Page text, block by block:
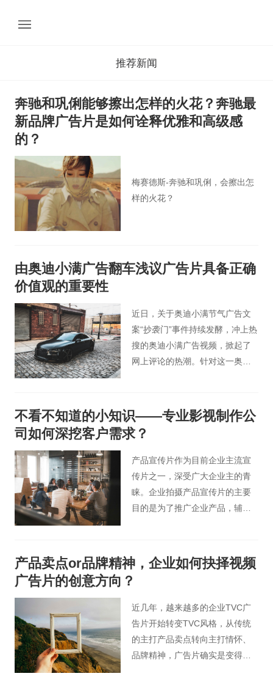
推荐新闻
奔驰和巩俐能够擦出怎样的火花？奔驰最
新品牌广告片是如何诠释优雅和高级感
的？
梅赛德斯-奔驰和巩俐，会擦出怎
样的火花？
由奥迪小满广告翻车浅议广告片具备正确
价值观的重要性
近日，关于奥迪小满节气广告文
案“抄袭门”事件持续发酵，冲上热
搜的奥迪小满广告视频，掀起了
网上评论的热潮。针对这一奥迪
为大家分享下广告行业从业者具
备正确的价值观重要性。
不看不知道的小知识——专业影视制作公
司如何深挖客户需求？
产品宣传片作为目前企业主流宣
传片之一，深受广大企业主的青
睐。企业拍摄产品宣传片的主要
目的是为了推广企业产品，辅助
公司来对拍摄产品的要点进行总
结归纳，从而挖掘产品宣传片的
为大家分享一下桃花谷影视制作
是如何深挖客户需求的？
产品卖点or品牌精神，企业如何抉择视频
广告片的创意方向？
近几年，越来越多的企业TVC广
告片开始转变TVC风格，从传统
的主打产品卖点转向主打情怀、
品牌精神，广告片确实是变得更